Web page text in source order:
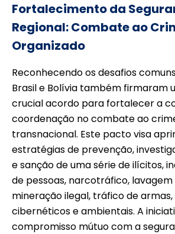
Fortalecimento da
Regional: Combate ao
Organizado
Reconhecendo os desafios
Brasil e Bolívia também firmaram
crucial acordo para fortalecer a
coordenação no combate ao
transnacional. Este pacto visa
estratégias de prevenção,
e sanção de uma série de ilícitos,
de pessoas, narcotráfico, lavagem
mineração ilegal, tráfico de
cibernéticos e ambientais. A
compromisso mútuo com a